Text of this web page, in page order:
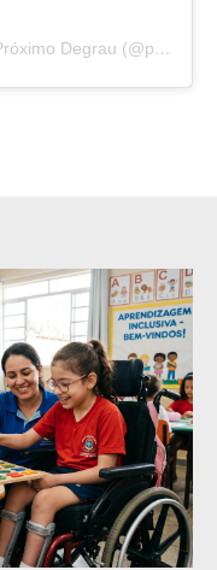
Uma publicação compartilhada por Próximo Degrau (@proximodegrau.alphaville)